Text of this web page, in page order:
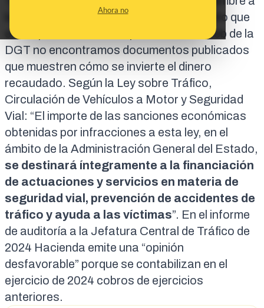
Ahora no
la DGT y esperamos su respuesta, puesto que
en el
apartado de Transparencia de la web de la
DGT no encontramos documentos publicados
que muestren cómo se invierte el dinero
recaudado. Según la Ley sobre Tráfico,
Circulación de Vehículos a Motor y Seguridad
Vial : “El importe de las sanciones económicas
obtenidas por infracciones a esta ley, en el
ámbito de la Administración General del Estado,
se destinará íntegramente a la financiación
de actuaciones y servicios en materia de
seguridad vial, prevención de accidentes de
tráfico y ayuda a las víctimas”. En el informe
de auditoría a la Jefatura Central de Tráfico de
2024 Hacienda emite una “opinión
desfavorable” porque se contabilizan en el
ejercicio de 2024 cobros de ejercicios
anteriores.